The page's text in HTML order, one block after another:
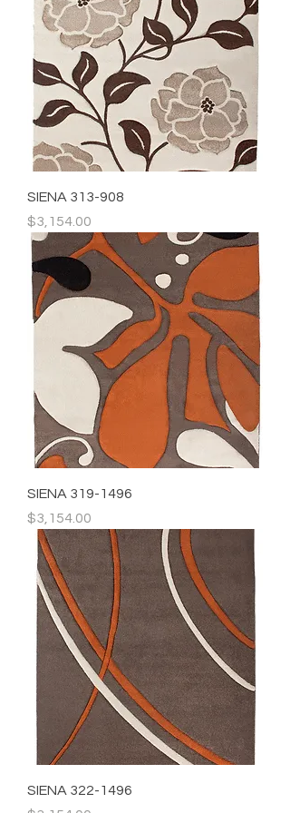
SIENA 313-908
Precio
$3,154.00
SIENA 319-1496
Precio
$3,154.00
SIENA 322-1496